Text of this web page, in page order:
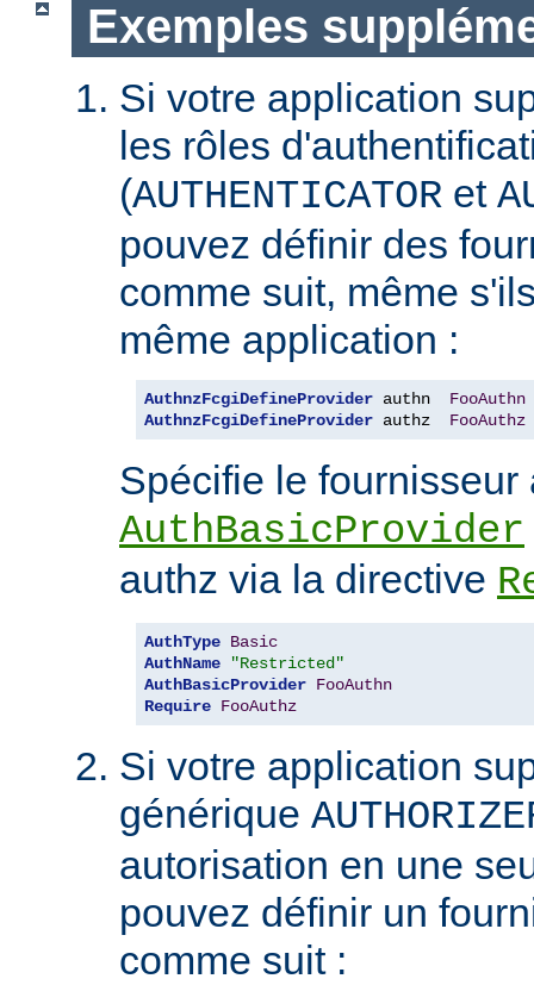
Exemples
Si votre application
les rôles
(AUTHENTICATOR et
pouvez définir des
comme suit, même
même application :
AuthnzFcgiDefineProvider authn FooAuthn
AuthnzFcgiDefineProvider authz FooAuthz
Spécifie le
AuthBasicProvider
authz via la directive
AuthType Basic
AuthName
"Restricted"
AuthBasicProvider FooAuthn
Require FooAuthz
Si votre application
générique
autorisation en une
pouvez définir un
comme suit :